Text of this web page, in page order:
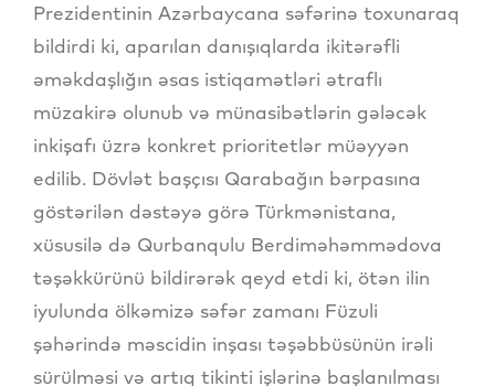
Prezidentinin Azərbaycana səfərinə toxunaraq
bildirdi ki, aparılan danışıqlarda ikitərəfli
əməkdaşlığın əsas istiqamətləri ətraflı
müzakirə olunub və münasibətlərin gələcək
inkişafı üzrə konkret prioritetlər müəyyən
edilib. Dövlət başçısı Qarabağın bərpasına
göstərilən dəstəyə görə Türkmənistana,
xüsusilə də Qurbanqulu Berdiməhəmmədova
təşəkkürünü bildirərək qeyd etdi ki, ötən ilin
iyulunda ölkəmizə səfər zamanı Füzuli
şəhərində məscidin inşası təşəbbüsünün irəli
sürülməsi və artıq tikinti işlərinə başlanılması